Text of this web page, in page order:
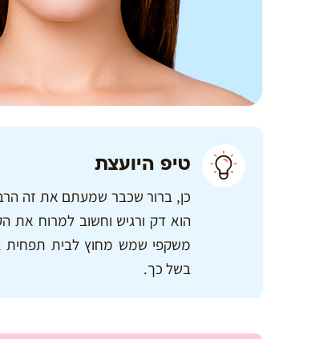
טיפ היועצת
כן, ברור שכבר שמעתם את זה
הוא דק ורגיש וחשוב למרוח את
משקפי שמש מחוץ לבית תפחית
בשל כך.